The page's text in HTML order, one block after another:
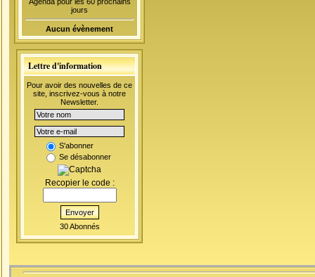
jours
Aucun évènement
Lettre d'information
Pour avoir des nouvelles de ce
site, inscrivez-vous à notre
Newsletter.
S'abonner
Se désabonner
Recopier le code :
Envoyer
30 Abonnés